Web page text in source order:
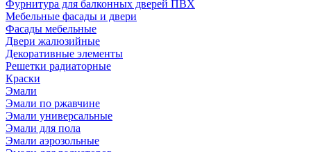
Фурнитура для балконных дверей ПВХ
Мебельные фасады и двери
Фасады мебельные
Двери жалюзийные
Декоративные элементы
Решетки радиаторные
Краски
Эмали
Эмали по ржавчине
Эмали универсальные
Эмали для пола
Эмали аэрозольные